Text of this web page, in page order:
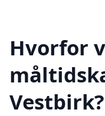
Hvorfor
Vestbirk?